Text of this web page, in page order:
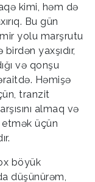
kimi, həm də
Bu gün
yolu marşrutu
yaxşıdır,
və qonşu
Həmişə
tranzit
almaq və
üçün
böyük
düşünürəm,